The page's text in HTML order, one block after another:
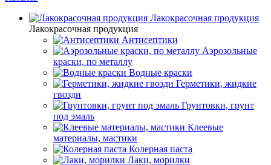
Лакокрасочная продукция
Лакокрасочная продукция
Антисептики
Аэрозольные
краски, по металлу
Водные краски
Герметики, жидкие
гвозди
Грунтовки, грунт
под эмаль
Клеевые
материалы, мастики
Колерная паста
Лаки, морилки